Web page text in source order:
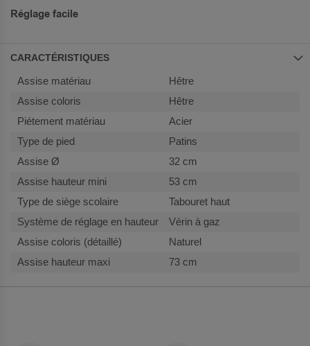
Réglage facile
CARACTÉRISTIQUES
Plus
Hêtre
Hêtre
Acier
Patins
32 cm
53 cm
Tabouret haut
Vérin à gaz
Naturel
73 cm